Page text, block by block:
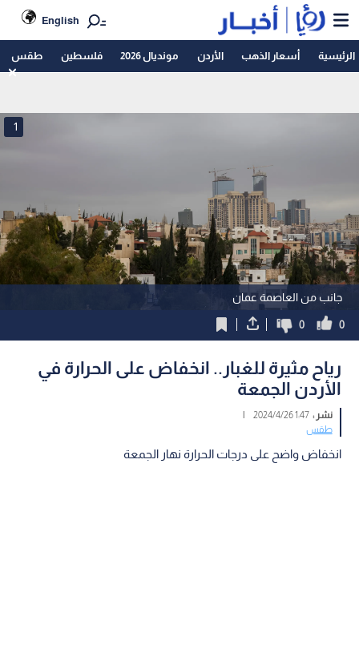
English
الرئيسية أسعار الذهب الأردن مونديال 2026 فلسطين طقس
جانب من العاصمة عمان
1
0
0
رياح مثيرة للغبار.. انخفاض على الحرارة في
الأردن الجمعة
نشر :1:47 2024/4/26
|
طقس
انخفاض واضح على درجات الحرارة نهار الجمعة